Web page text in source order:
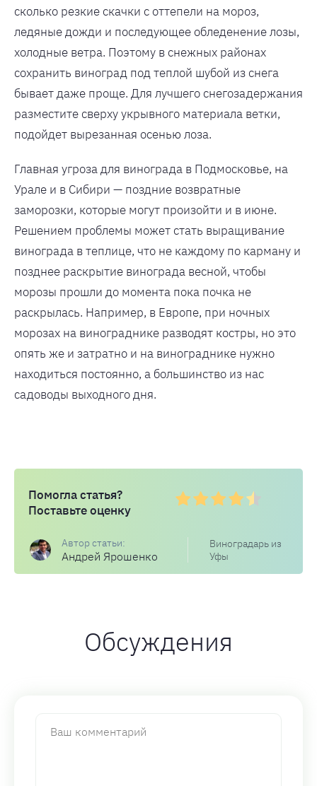
сколько резкие скачки с оттепели на мороз,
ледяные дожди и последующее обледенение лозы,
холодные ветра. Поэтому в снежных районах
сохранить виноград под теплой шубой из снега
бывает даже проще. Для лучшего снегозадержания
разместите сверху укрывного материала ветки,
подойдет вырезанная осенью лоза.
Главная угроза для винограда в Подмосковье, на
Урале и в Сибири — поздние возвратные
заморозки, которые могут произойти и в июне.
Решением проблемы может стать выращивание
винограда в теплице, что не каждому по карману и
позднее раскрытие винограда весной, чтобы
морозы прошли до момента пока почка не
раскрылась. Например, в Европе, при ночных
морозах на винограднике разводят костры, но это
опять же и затратно и на винограднике нужно
находиться постоянно, а большинство из нас
садоводы выходного дня.
Помогла статья?
Поставьте оценку
Андрей Ярошенко
Виноградарь из
Уфы
Обсуждения